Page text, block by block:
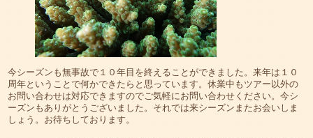
今シーズンも無事故で１０年目を終えることができました。来年は１０
周年ということで何かできたらと思っています。休業中もツアー以外の
お問い合わせは対応できますのでご気軽にお問い合わせください。今シ
ーズンもありがとうございました。それでは来シーズンまたお会いしま
しょう。お待ちしております。